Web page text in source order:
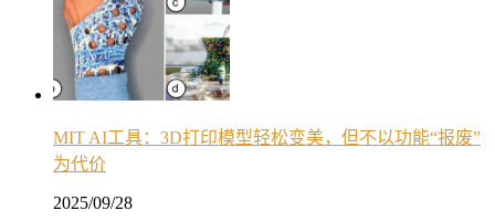
MIT AI工具：3D打印模型轻松变美，但不以功能“报废”
为代价
2025/09/28